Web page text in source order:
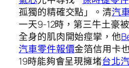
孤獨的精確交點」。清汽
一天9-12時，第三牛土豪
全身的肌肉開始痙攣，他
汽車零件報價金箔信用卡
19時能夠會呈現擁堵台北